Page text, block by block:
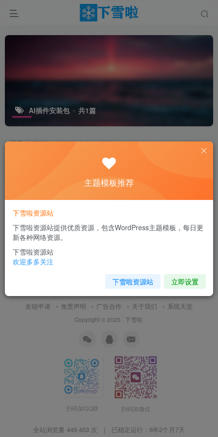
AI插件安装包 共1篇
排序 更新 浏览 点赞 评论
StartAI教程PS AI插件安装包
win/mac安装注册登录使用文
生图视频
付费资源 ￥ 5
7月5日 16:00
友链申请 免责声明 广告合作 关于我们 系统天堂
Copyright © 2025 · 下雪啦
扫码加QQ群 扫码加微信
全站浏览量 449,453 次 | 已稳定运行： 6年2个月7天
主题模板推荐
下雪啦资源站
下雪啦资源站提供优质资源，包含WordPress主题模板，每日更
新各种网络资源。
下雪啦资源站
欢迎多多关注
下雪啦资源站 立即设置